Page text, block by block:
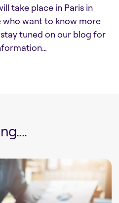
take place in Paris in
want to know more
tuned on our blog for